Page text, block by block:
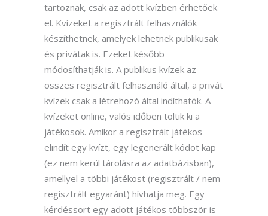
tartoznak, csak az adott kvízben érhetőek
el. Kvízeket a regisztrált felhasználók
készíthetnek, amelyek lehetnek publikusak
és privátak is. Ezeket később
módosíthatják is. A publikus kvízek az
összes regisztrált felhasználó által, a privát
kvízek csak a létrehozó által indíthatók. A
kvízeket online, valós időben töltik ki a
játékosok. Amikor a regisztrált játékos
elindít egy kvízt, egy legenerált kódot kap
(ez nem kerül tárolásra az adatbázisban),
amellyel a többi játékost (regisztrált / nem
regisztrált egyaránt) hívhatja meg. Egy
kérdéssort egy adott játékos többször is